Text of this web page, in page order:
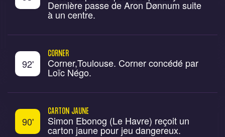
Dernière passe de Aron Dønnum suite
à un centre.
92'
CORNER
Corner,Toulouse. Corner concédé par
Loïc Négo.
90'
CARTON JAUNE
Simon Ebonog (Le Havre) reçoit un
carton jaune pour jeu dangereux.